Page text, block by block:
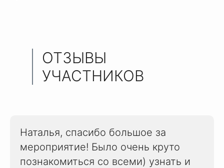
ОТЗЫВЫ
УЧАСТНИКОВ
Наталья, спасибо большое за
мероприятие! Было очень круто
познакомиться со всеми) узнать и